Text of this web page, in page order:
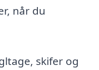
når du
skifer og